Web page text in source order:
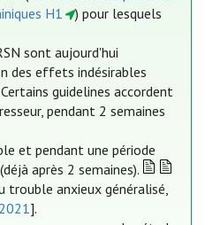
H1
) pour lesquels
sont aujourd'hui
des effets indésirables
Certains guidelines accordent
pendant 2 semaines
et pendant une période
après 2 semaines).
trouble anxieux généralisé,
].